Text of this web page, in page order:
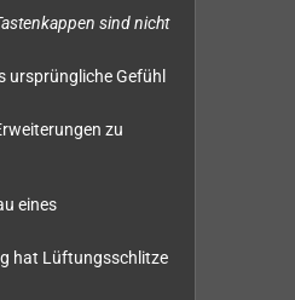
sind nicht
ursprüngliche Gefühl
zu
eines
hat Lüftungsschlitze